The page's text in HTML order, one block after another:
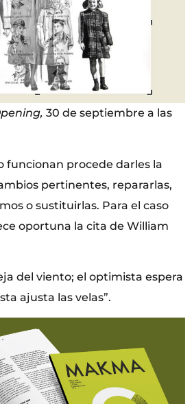
30 de septiembre a las
funcionan procede darles la
pertinentes, repararlas,
o sustituirlas. Para el caso
oportuna la cita de William
del viento; el optimista espera
ajusta las velas”.